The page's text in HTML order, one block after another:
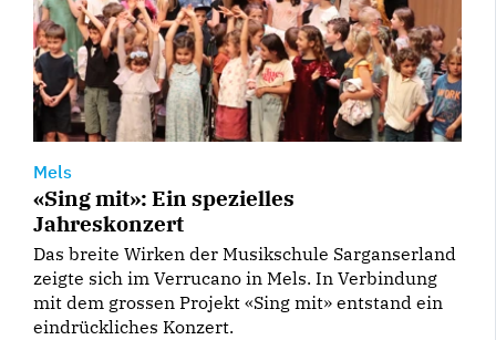
Mels
«Sing mit»: Ein spezielles
Jahreskonzert
Das breite Wirken der Musikschule Sarganserland
zeigte sich im Verrucano in Mels. In Verbindung
mit dem grossen Projekt «Sing mit» entstand ein
eindrückliches Konzert.